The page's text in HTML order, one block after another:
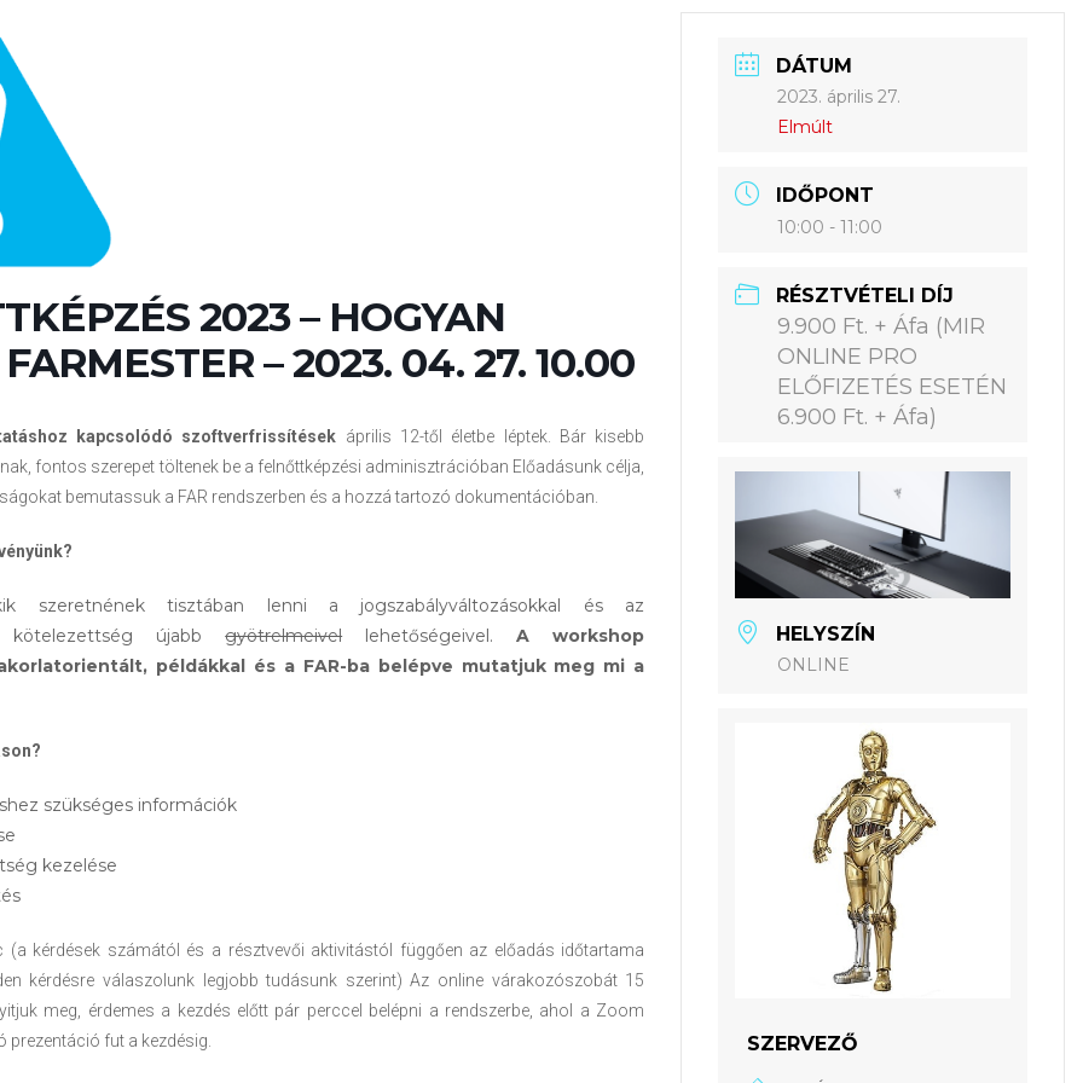
2023 – HOGYAN
– 2023. 04. 27. 10.00
kapcsolódó szoftverfrissítések április 12-től életbe léptek. Bár kisebb
fontos szerepet töltenek be a felnőttképzési adminisztrációban Előadásunk célja,
bemutassuk a FAR rendszerben és a hozzá tartozó dokumentációban.
szeretnének tisztában lenni a jogszabályváltozásokkal és az
kötelezettség újabbgyötrelmeivellehetőségeivel.A workshop
példákkal és a FAR-ba belépve mutatjuk meg mi a
szükséges információk
kezelése
kérdések számától és a résztvevői aktivitástól függően az előadás időtartama
kérdésre válaszolunk legjobb tudásunk szerint) Az online várakozószobát 15
meg, érdemes a kezdés előtt pár perccel belépni a rendszerbe, ahol a Zoom
fut a kezdésig.
DÁTUM
2023. április 27.
Elmúlt
IDŐPONT
10:00 - 11:00
RÉSZTVÉTELI DÍJ
9.900 Ft. + Áfa (MIR
ONLINE PRO
ELŐFIZETÉS ESETÉN
6.900 Ft. + Áfa)
HELYSZÍN
ONLINE
SZERVEZŐ